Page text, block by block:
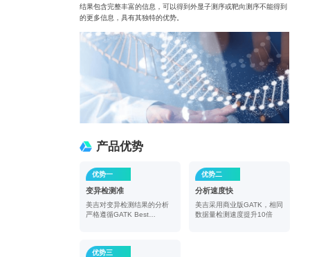
结果包含完整丰富的信息，可以得到外显子测序或靶向测序不能得到
的更多信息，具有其独特的优势。
产品优势
优势一
变异检测准
美吉对变异检测结果的分析
严格遵循GATK Best
优势二
分析速度快
美吉采用商业版GATK，相同
数据量检测速度提升10倍
优势三